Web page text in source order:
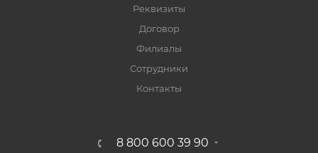
Реквизиты
Договор
Филиалы
Сотрудники
Контакты
8 800 600 39 90